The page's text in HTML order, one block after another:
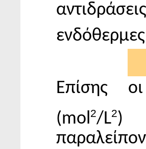
Επίσης
(mol2/L2)